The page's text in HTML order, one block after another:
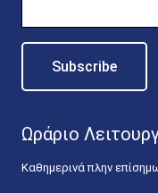
Ωράριο
Καθημερινά πλην